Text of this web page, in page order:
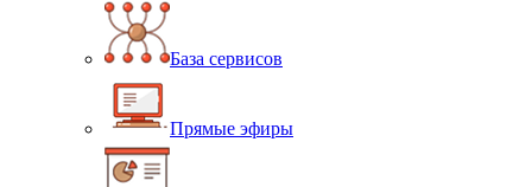
База сервисов
Прямые эфиры